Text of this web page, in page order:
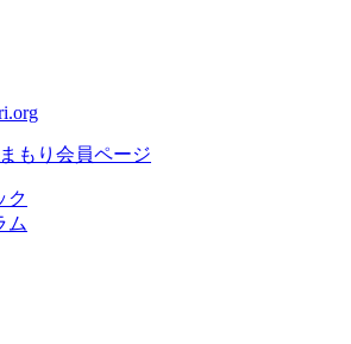
もり会員ページ